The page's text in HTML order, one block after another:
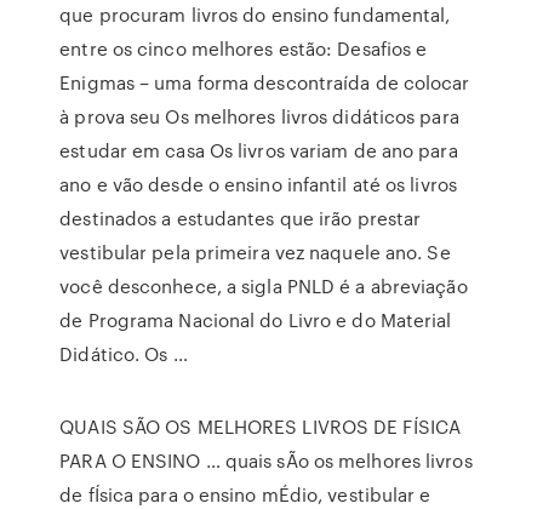
que procuram livros do ensino fundamental,
entre os cinco melhores estão: Desafios e
Enigmas – uma forma descontraída de colocar
à prova seu Os melhores livros didáticos para
estudar em casa Os livros variam de ano para
ano e vão desde o ensino infantil até os livros
destinados a estudantes que irão prestar
vestibular pela primeira vez naquele ano. Se
você desconhece, a sigla PNLD é a abreviação
de Programa Nacional do Livro e do Material
Didático. Os …
QUAIS SÃO OS MELHORES LIVROS DE FÍSICA
PARA O ENSINO … quais sÃo os melhores livros
de fÍsica para o ensino mÉdio, vestibular e